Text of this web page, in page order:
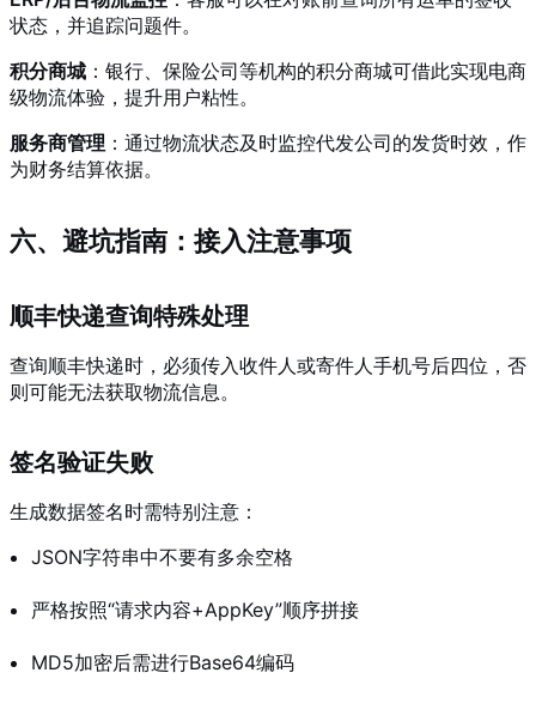
状态，并追踪问题件。
积分商城 ：银行、保险公司等机构的积分商城可借此实现电商
级物流体验，提升用户粘性。
服务商管理 ：通过物流状态及时监控代发公司的发货时效，作
为财务结算依据。
六、避坑指南：接入注意事项
顺丰快递查询特殊处理
查询顺丰快递时，必须传入收件人或寄件人手机号后四位，否
则可能无法获取物流信息。
签名验证失败
生成数据签名时需特别注意：
JSON字符串中不要有多余空格
严格按照“请求内容+AppKey”顺序拼接
MD5加密后需进行Base64编码